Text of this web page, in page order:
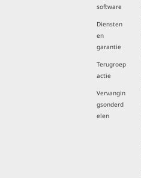
software
Diensten
en
garantie
Terugroep
actie
Vervangin
gsonderd
elen